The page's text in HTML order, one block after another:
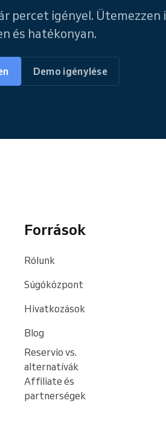
percet igényel.
és hatékonyan.
Demo igénylése
Források
Rólunk
Súgóközpont
Hivatkozások
Blog
Reservio vs.
alternatívák
Affiliate és
partnerségek